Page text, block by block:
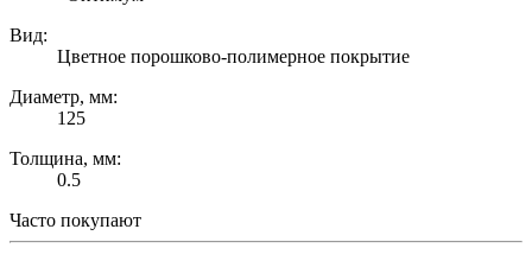
Вид:
Цветное порошково-полимерное покрытие
Диаметр, мм:
125
Толщина, мм:
0.5
Часто покупают